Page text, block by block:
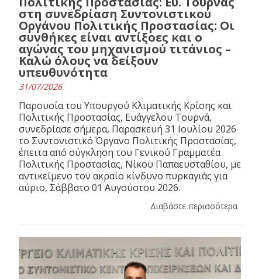
στη συνεδρίαση Συντονιστικού
Οργάνου Πολιτικής Προστασίας: Οι
συνθήκες είναι αντίξοες και ο
αγώνας του μηχανισμού τιτάνιος –
Καλώ όλους να δείξουν
υπευθυνότητα
31/07/2026
Παρουσία του Υπουργού Κλιματικής Κρίσης και
Πολιτικής Προστασίας, Ευάγγελου Τουρνά,
συνεδρίασε σήμερα, Παρασκευή 31 Ιουλίου 2026
το Συντονιστικό Όργανο Πολιτικής Προστασίας,
έπειτα από σύγκληση του Γενικού Γραμματέα
Πολιτικής Προστασίας, Νίκου Παπαευσταθίου, με
αντικείμενο τον ακραίο κίνδυνο πυρκαγιάς για
αύριο, Σάββατο 01 Αυγούστου 2026.
Διαβάστε περισσότερα